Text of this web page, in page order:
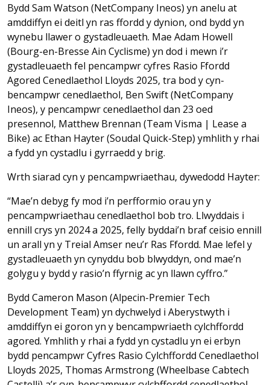
Bydd Sam Watson (NetCompany Ineos) yn anelu at
amddiffyn ei deitl yn ras ffordd y dynion, ond bydd yn
wynebu llawer o gystadleuaeth. Mae Adam Howell
(Bourg-en-Bresse Ain Cyclisme) yn dod i mewn i’r
gystadleuaeth fel pencampwr cyfres Rasio Ffordd
Agored Cenedlaethol Lloyds 2025, tra bod y cyn-
bencampwr cenedlaethol, Ben Swift (NetCompany
Ineos), y pencampwr cenedlaethol dan 23 oed
presennol, Matthew Brennan (Team Visma | Lease a
Bike) ac Ethan Hayter (Soudal Quick-Step) ymhlith y rhai
a fydd yn cystadlu i gyrraedd y brig.
Wrth siarad cyn y pencampwriaethau, dywedodd Hayter:
“Mae’n debyg fy mod i’n perfformio orau yn y
pencampwriaethau cenedlaethol bob tro. Llwyddais i
ennill crys yn 2024 a 2025, felly byddai’n braf ceisio ennill
un arall yn y Treial Amser neu’r Ras Ffordd. Mae lefel y
gystadleuaeth yn cynyddu bob blwyddyn, ond mae’n
golygu y bydd y rasio’n ffyrnig ac yn llawn cyffro.”
Bydd Cameron Mason (Alpecin-Premier Tech
Development Team) yn dychwelyd i Aberystwyth i
amddiffyn ei goron yn y bencampwriaeth cylchffordd
agored. Ymhlith y rhai a fydd yn cystadlu yn ei erbyn
bydd pencampwr Cyfres Rasio Cylchffordd Cenedlaethol
Lloyds 2025, Thomas Armstrong (Wheelbase Cabtech